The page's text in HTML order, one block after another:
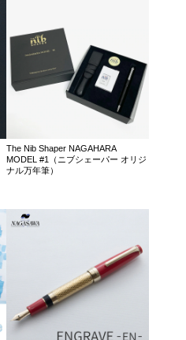
The Nib Shaper NAGAHARA
MODEL #1（ニブシェーパー オリジ
ナル万年筆）